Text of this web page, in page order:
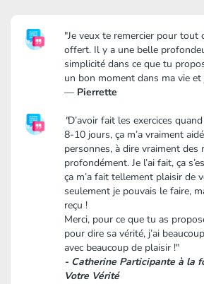
"Je veux te remercier pour tout
offert. Il y a une belle
simplicité dans ce que tu
un bon moment dans ma vie
— Pierrette
"D’avoir fait les exercices
8-10 jours, ça m’a vraiment
personnes, à dire vraiment des
profondément. Je l’ai fait, ça
ça m’a fait tellement plaisir de
seulement je pouvais le faire,
reçu !
Merci, pour ce que tu as
pour dire sa vérité, j’ai
avec beaucoup de plaisir !"
- Catherine Participante à la
Votre Vérité